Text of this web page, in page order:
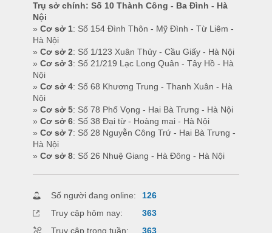
Trụ sở chính: Số 10 Thành Công - Ba Đình - Hà
Nội
» Cơ sở 1: Số 154 Đình Thôn - Mỹ Đình - Từ Liêm -
Hà Nội
» Cơ sở 2: Số 1/123 Xuân Thủy - Cầu Giấy - Hà Nội
» Cơ sở 3: Số 21/219 Lạc Long Quân - Tây Hồ - Hà
Nội
» Cơ sở 4: Số 68 Khương Trung - Thanh Xuân - Hà
Nội
» Cơ sở 5: Số 78 Phố Vọng - Hai Bà Trưng - Hà Nội
» Cơ sở 6: Số 38 Đại từ - Hoàng mai - Hà Nội
» Cơ sở 7: Số 28 Nguyễn Công Trứ - Hai Bà Trưng -
Hà Nội
» Cơ sở 8: Số 26 Nhuệ Giang - Hà Đông - Hà Nội
Số người đang online:
126
Truy cập hôm nay:
363
Truy cập trong tuần:
363